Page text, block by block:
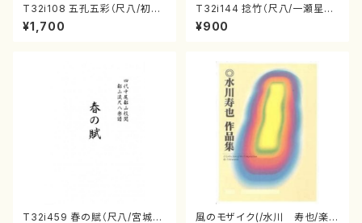
T32i108 五孔五彩（尺八/初代
石垣征山/尺八/都山式譜）都山
流公刊楽譜曲番:557
¥1,700
T32i144 捻竹（尺八/一瀬星山/
尺八/都山式譜）都山流公刊楽譜
曲番:593
¥900
T32i459 春の賦（尺八/宮城道
風のモザイク(/水川 寿也/楽